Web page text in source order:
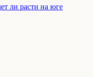
ли расти на юге